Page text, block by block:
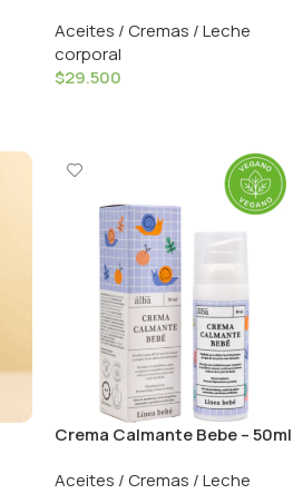
-12ml / Weleda
Aceites / Cremas / Leche
corporal
$29.500
Crema Calmante Bebe – 50ml
Aceites / Cremas / Leche